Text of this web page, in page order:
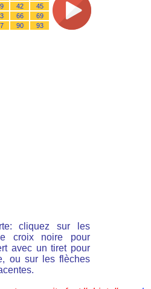
42
45
66
69
90 93
cliquez sur les
croix noire pour
avec un tiret pour
ou sur les flèches